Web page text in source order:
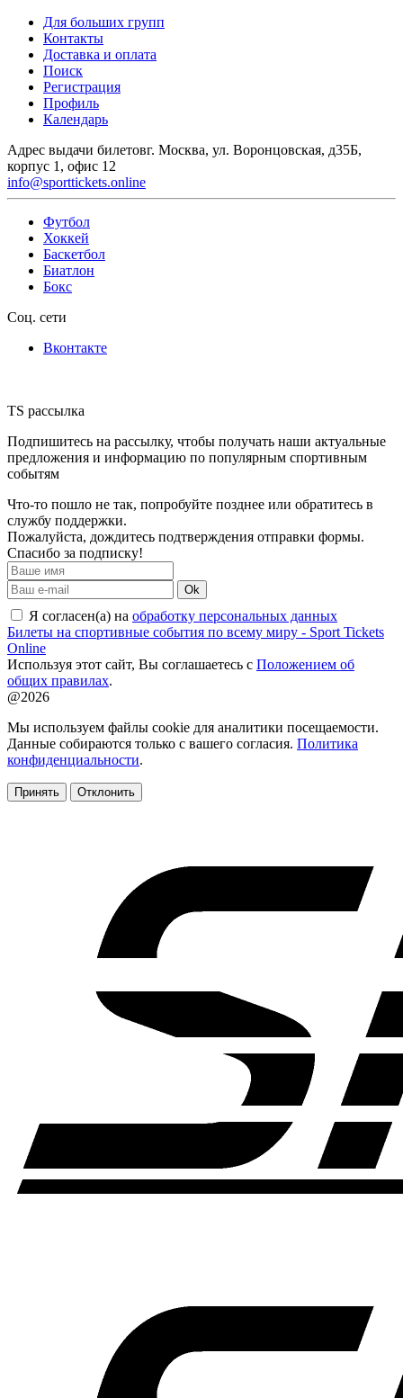
Для больших групп
Контакты
Доставка и оплата
Поиск
Регистрация
Профиль
Календарь
Адрес выдачи билетовг. Москва, ул. Воронцовская, д35Б,
корпус 1, офис 12
info@sporttickets.online
Футбол
Хоккей
Баскетбол
Биатлон
Бокс
Соц. сети
Вконтакте
TS рассылка
Подпишитесь на рассылку, чтобы получать наши актуальные
предложения и информацию по популярным спортивным
событям
Что-то пошло не так, попробуйте позднее или обратитесь в
службу поддержки.
Пожалуйста, дождитесь подтверждения отправки формы.
Спасибо за подписку!
Ok
Я согласен(а) на обработку персональных данных
Билеты на спортивные события по всему миру - Sport Tickets
Online
Используя этот сайт, Вы соглашаетесь с Положением об
общих правилах.
@2026
Мы используем файлы cookie для аналитики посещаемости.
Данные собираются только с вашего согласия. Политика
конфиденциальности.
Принять Отклонить